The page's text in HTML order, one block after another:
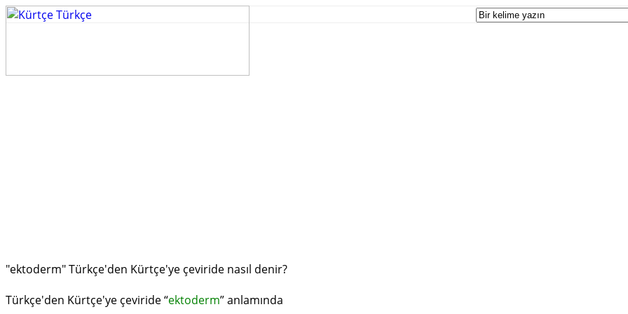
"ektoderm" Türkçe'den Kürtçe'ye çeviride nasıl denir?
Türkçe'den Kürtçe'ye çeviride “ektoderm” anlamında